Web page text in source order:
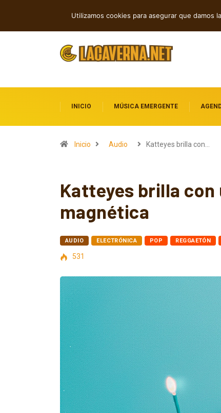
INICIO MÚSICA EMERGENTE
Inicio Audio Katteyes brilla con…
Katteyes brilla con
magnética
AUDIO ELECTRÓNICA POP REGGAETÓN
531
Utilizamos cookies para asegurar que damos